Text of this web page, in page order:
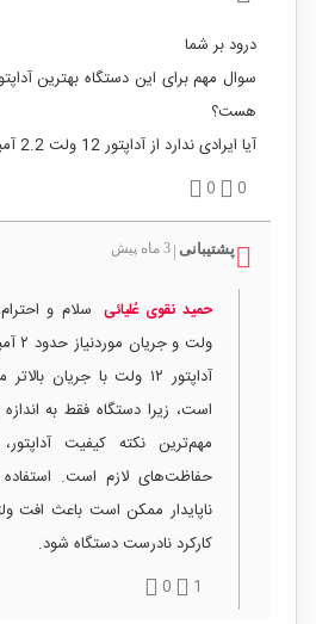
درود بر شما
هست؟
آیا ایرادی ندارد از آداپتور 12 ولت 2.2 آمپری استفاده کنم؟
0
0
پشتیبانی 3 ماه پیش
حمید نقوی عُلیائی
ولت
است، زیرا دستگاه فقط به
مهم‌ترین نکته کیفیت
حفاظت‌های لازم است. استفاده
ناپایدار ممکن است باعث افت
کارکرد نادرست دستگاه شود.
1
0